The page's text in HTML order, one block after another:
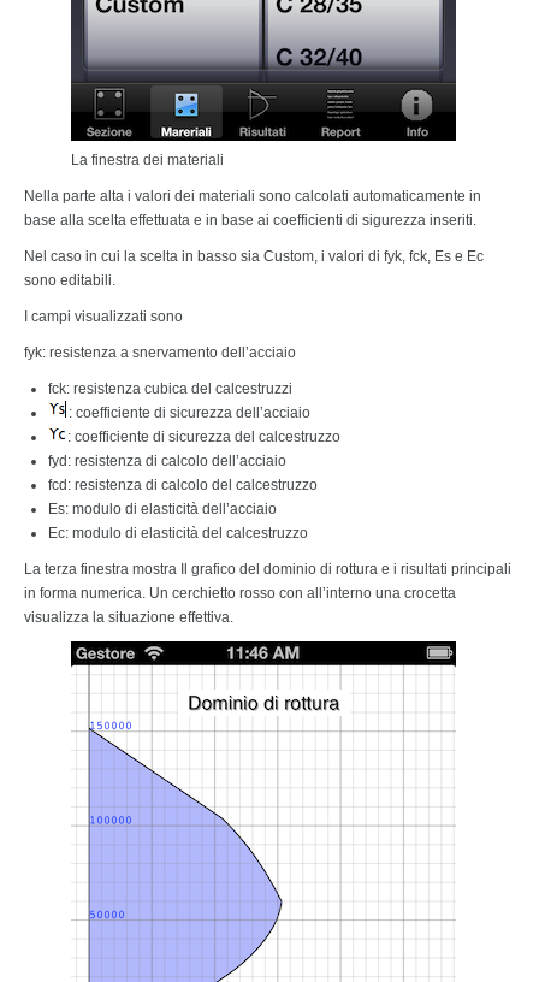
La finestra dei materiali
Nella parte alta i valori dei materiali sono calcolati automaticamente in
base alla scelta effettuata e in base ai coefficienti di sigurezza inseriti.
Nel caso in cui la scelta in basso sia Custom, i valori di fyk, fck, Es e Ec
sono editabili.
I campi visualizzati sono
fyk: resistenza a snervamento dell’acciaio
fck: resistenza cubica del calcestruzzi
: coefficiente di sicurezza dell’acciaio
: coefficiente di sicurezza del calcestruzzo
fyd: resistenza di calcolo dell’acciaio
fcd: resistenza di calcolo del calcestruzzo
Es: modulo di elasticità dell’acciaio
Ec: modulo di elasticità del calcestruzzo
La terza finestra mostra Il grafico del dominio di rottura e i risultati principali
in forma numerica. Un cerchietto rosso con all’interno una crocetta
visualizza la situazione effettiva.